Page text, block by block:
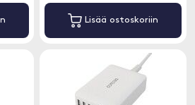
Lisää ostoskoriin